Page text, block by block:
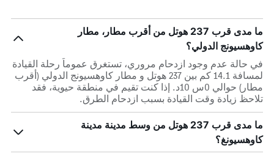
ما مدى قرب 237 هوتل من أقرب مطار، مطار
كاوهسيونج الدولي؟
في حالة عدم وجود ازدحام مروري، تستغرق عموماً رحلة القيادة
لمسافة 14.1 كم بين 237 هوتل و مطار كاوهسيونج الدولي (أقرب
مطار) حوالي 0س 10د. إذا كنت تقيم في منطقة حيوية، فقد
تلاحظ زيادة وقت القيادة بسبب ازدحام الطرق.
ما مدى قرب 237 هوتل من وسط مدينة مدينة
كاوهسيونغ؟